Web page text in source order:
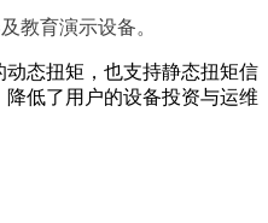
教育演示设备。
态扭矩，也支持静态扭矩信
低了用户的设备投资与运维